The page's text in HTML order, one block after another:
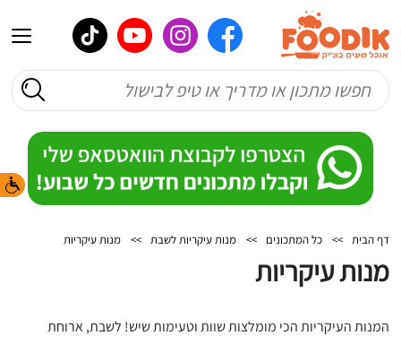
דף הבית >> כל המתכונים >> מנות עיקריות לשבת >> מנות עיקריות
מנות עיקריות
המנות העיקריות הכי מומלצות שוות וטעימות שיש! לשבת, ארוחת